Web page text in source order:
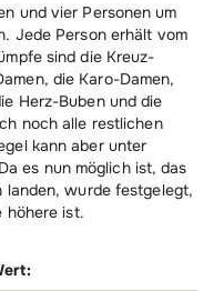
und vier Personen um
Jede Person erhält vom
sind die Kreuz-
die Karo-Damen,
Herz-Buben und die
noch alle restlichen
kann aber unter
es nun möglich ist, das
landen, wurde festgelegt,
höhere ist.